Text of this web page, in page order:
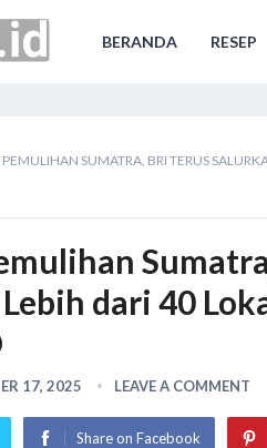
BERANDA RESEP
PEMULIHAN SUMATRA, BRI TERUS
dari 40
17, 2025 LEAVE A COMMENT
Share on Facebook